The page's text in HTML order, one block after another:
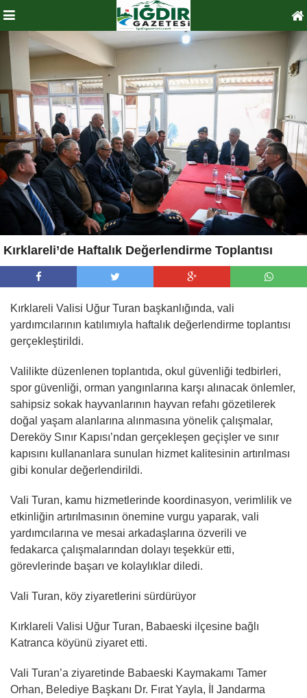
Kırklareli’de Haftalık Değerlendirme Toplantısı
Kırklareli Valisi Uğur Turan başkanlığında, vali
yardımcılarının katılımıyla haftalık değerlendirme toplantısı
gerçekleştirildi.
Valilikte düzenlenen toplantıda, okul güvenliği tedbirleri,
spor güvenliği, orman yangınlarına karşı alınacak önlemler,
sahipsiz sokak hayvanlarının hayvan refahı gözetilerek
doğal yaşam alanlarına alınmasına yönelik çalışmalar,
Dereköy Sınır Kapısı’ndan gerçekleşen geçişler ve sınır
kapısını kullananlara sunulan hizmet kalitesinin artırılması
gibi konular değerlendirildi.
Vali Turan, kamu hizmetlerinde koordinasyon, verimlilik ve
etkinliğin artırılmasının önemine vurgu yaparak, vali
yardımcılarına ve mesai arkadaşlarına özverili ve
fedakarca çalışmalarından dolayı teşekkür etti,
görevlerinde başarı ve kolaylıklar diledi.
Vali Turan, köy ziyaretlerini sürdürüyor
Kırklareli Valisi Uğur Turan, Babaeski ilçesine bağlı
Katranca köyünü ziyaret etti.
Vali Turan’a ziyaretinde Babaeski Kaymakamı Tamer
Orhan, Belediye Başkanı Dr. Fırat Yayla, İl Jandarma